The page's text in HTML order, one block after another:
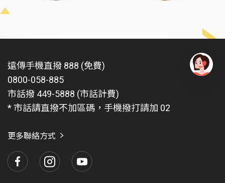
遠傳手機直撥 888 (免費)
0800-058-885
市話撥 449-5888 (市話計費)
* 市話請直撥不加區碼，手機撥打請加 02
更多聯絡方式